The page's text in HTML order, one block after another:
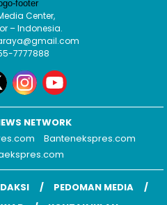
Center,
– Indonesia.
7777888
NETWORK
Bantenekspres.com
PEDOMAN MEDIA